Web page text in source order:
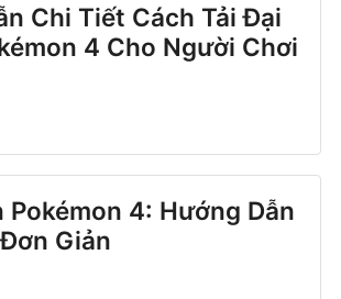
Chi Tiết Cách Tải Đại
4 Cho Người Chơi
Pokémon 4: Hướng Dẫn
Giản